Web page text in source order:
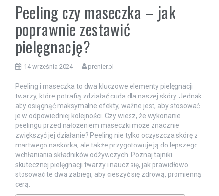
Peeling czy maseczka – jak
poprawnie zestawić
pielęgnację?
14 września 2024 prenier.pl
Peeling i maseczka to dwa kluczowe elementy pielęgnacji
twarzy, które potrafią zdziałać cuda dla naszej skóry. Jednak
aby osiągnąć maksymalne efekty, ważne jest, aby stosować
je w odpowiedniej kolejności. Czy wiesz, że wykonanie
peelingu przed nałożeniem maseczki może znacznie
zwiększyć jej działanie? Peeling nie tylko oczyszcza skórę z
martwego naskórka, ale także przygotowuje ją do lepszego
wchłaniania składników odżywczych. Poznaj tajniki
skutecznej pielęgnacji twarzy i naucz się, jak prawidłowo
stosować te dwa zabiegi, aby cieszyć się zdrową, promienną
cerą.